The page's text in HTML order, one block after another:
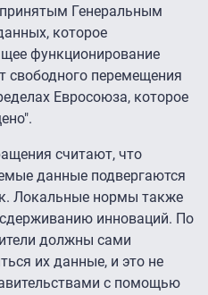
Генеральным
которое
функционирование
свободного перемещения
Евросоюза, которое
считают, что
данные подвергаются
Локальные нормы также
инноваций. По
должны сами
их данные, и это не
с помощью